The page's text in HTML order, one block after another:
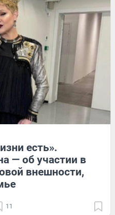
есть».
— об участии в
внешности,
11